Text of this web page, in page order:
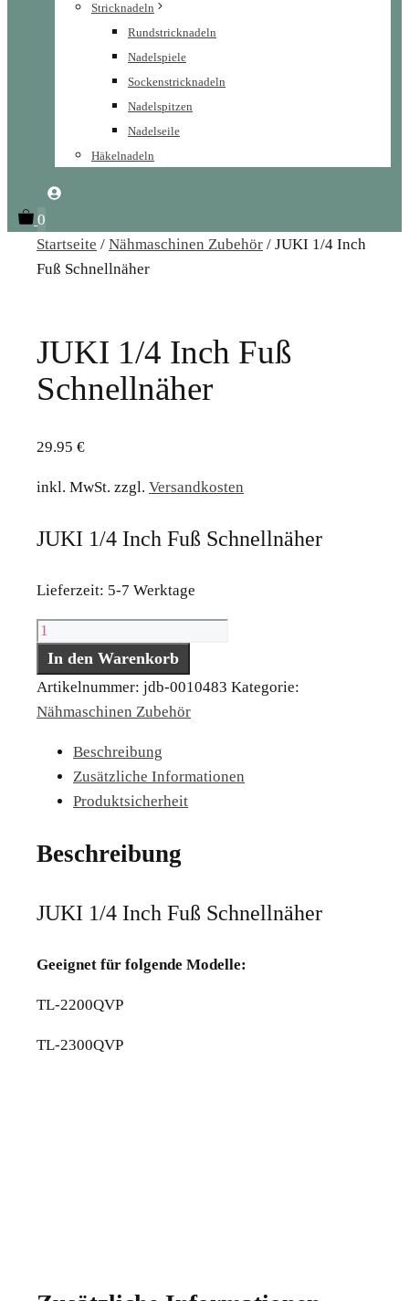
Stricknadeln
Rundstricknadeln
Nadelspiele
Sockenstricknadeln
Nadelspitzen
Nadelseile
Häkelnadeln
0
Startseite / Nähmaschinen Zubehör / JUKI 1/4 Inch
Fuß Schnellnäher
JUKI 1/4 Inch Fuß
Schnellnäher
29.95 €
inkl. MwSt. zzgl. Versandkosten
JUKI 1/4 Inch Fuß Schnellnäher
Lieferzeit: 5-7 Werktage
JUKI
1/4
Inch
Fuß
Menge
In den Warenkorb
Artikelnummer: jdb-0010483 Kategorie:
Nähmaschinen Zubehör
Beschreibung
Zusätzliche Informationen
Produktsicherheit
Beschreibung
JUKI 1/4 Inch Fuß Schnellnäher
Geeignet für folgende Modelle:
TL-2200QVP
TL-2300QVP